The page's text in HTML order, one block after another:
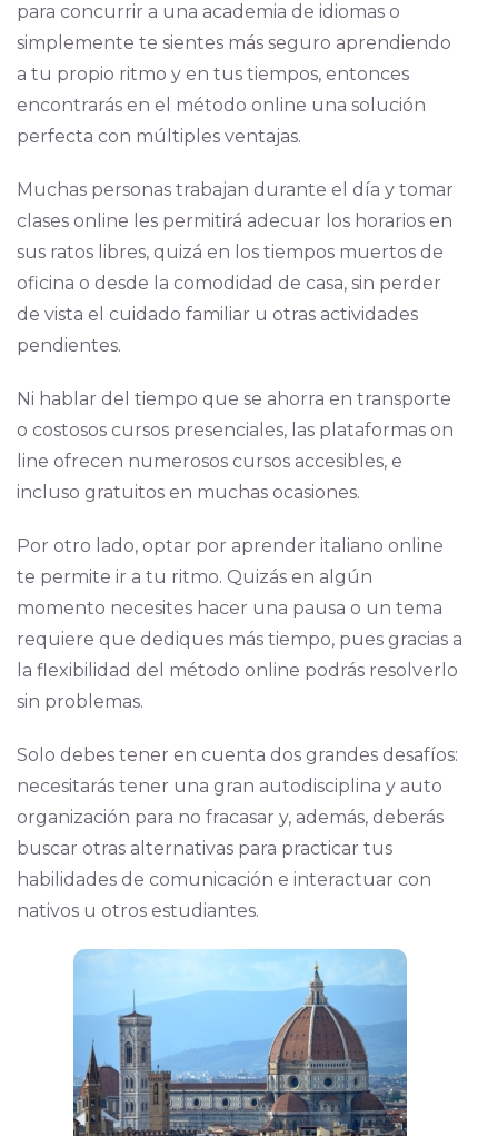
para concurrir a una academia de idiomas o
simplemente te sientes más seguro aprendiendo
a tu propio ritmo y en tus tiempos, entonces
encontrarás en el método online una solución
perfecta con múltiples ventajas.
Muchas personas trabajan durante el día y tomar
clases online les permitirá adecuar los horarios en
sus ratos libres, quizá en los tiempos muertos de
oficina o desde la comodidad de casa, sin perder
de vista el cuidado familiar u otras actividades
pendientes.
Ni hablar del tiempo que se ahorra en transporte
o costosos cursos presenciales, las plataformas on
line ofrecen numerosos cursos accesibles, e
incluso gratuitos en muchas ocasiones.
Por otro lado, optar por aprender italiano online
te permite ir a tu ritmo. Quizás en algún
momento necesites hacer una pausa o un tema
requiere que dediques más tiempo, pues gracias a
la flexibilidad del método online podrás resolverlo
sin problemas.
Solo debes tener en cuenta dos grandes desafíos:
necesitarás tener una gran autodisciplina y auto
organización para no fracasar y, además, deberás
buscar otras alternativas para practicar tus
habilidades de comunicación e interactuar con
nativos u otros estudiantes.